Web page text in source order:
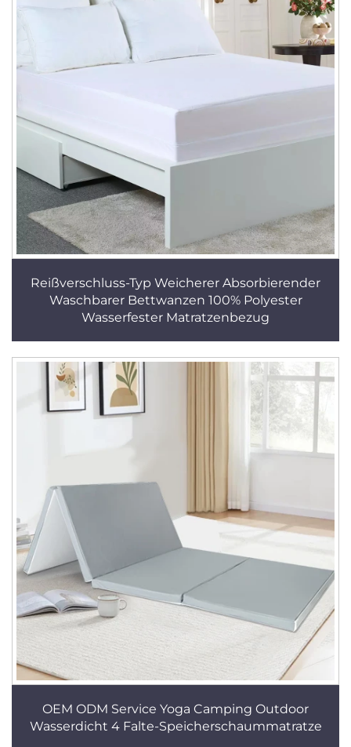
Reißverschluss-Typ Weicherer Absorbierender
Waschbarer Bettwanzen 100% Polyester
Wasserfester Matratzenbezug
OEM ODM Service Yoga Camping Outdoor
Wasserdicht 4 Falte-Speicherschaummatratze